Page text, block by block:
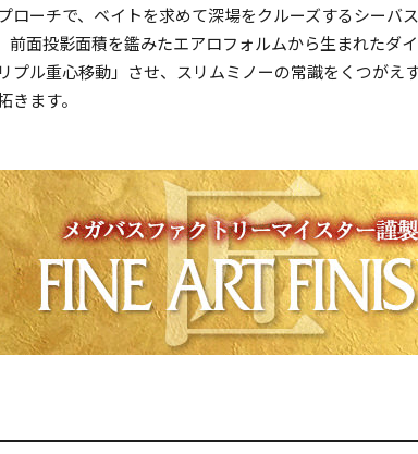
ローチで、ベイトを求めて深場をクルーズするシー
前面投影面積を鑑みたエアロフォルムから生まれた
プル重心移動」させ、スリムミノーの常識をくつがえ
きます。